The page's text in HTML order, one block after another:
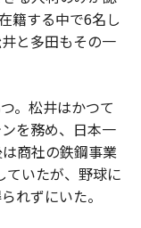
籍する中で6名し
と多田もその一
。松井はかつて
を務め、日本一
商社の鉄鋼事業
ていたが、野球に
れずにいた。